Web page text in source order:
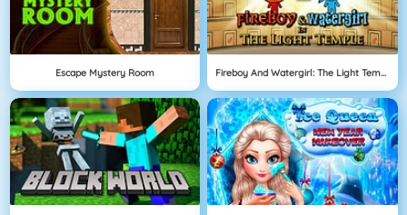
Escape Mystery Room Fireboy And Watergirl: The Light Temple